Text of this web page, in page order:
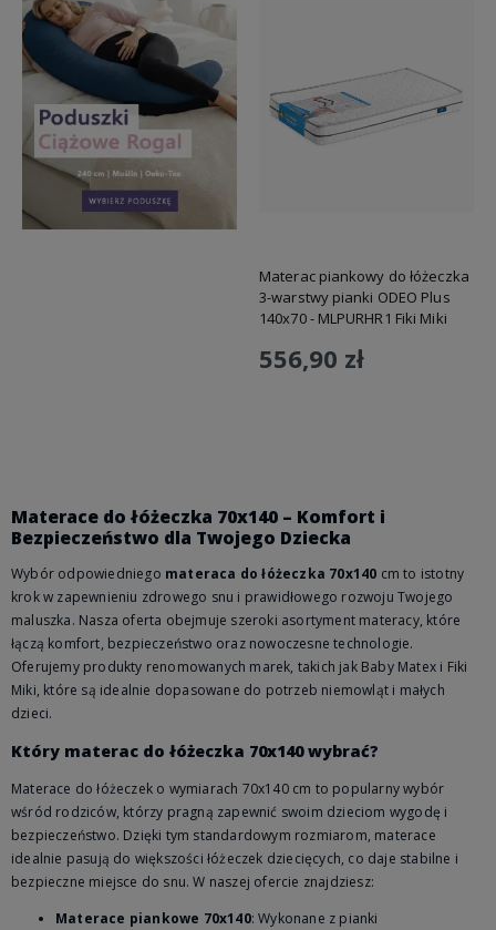
Materac piankowy do łóżeczka
3-warstwy pianki ODEO Plus
140x70 - MLPURHR1 Fiki Miki
556,90 zł
Materace do łóżeczka 70x140 – Komfort i
Bezpieczeństwo dla Twojego Dziecka
Wybór odpowiedniego materaca do łóżeczka 70x140 cm to istotny
krok w zapewnieniu zdrowego snu i prawidłowego rozwoju Twojego
maluszka. Nasza oferta obejmuje szeroki asortyment materacy, które
łączą komfort, bezpieczeństwo oraz nowoczesne technologie.
Oferujemy produkty renomowanych marek, takich jak Baby Matex i Fiki
Miki, które są idealnie dopasowane do potrzeb niemowląt i małych
dzieci.
Który materac do łóżeczka 70x140 wybrać?
Materace do łóżeczek o wymiarach 70x140 cm to popularny wybór
wśród rodziców, którzy pragną zapewnić swoim dzieciom wygodę i
bezpieczeństwo. Dzięki tym standardowym rozmiarom, materace
idealnie pasują do większości łóżeczek dziecięcych, co daje stabilne i
bezpieczne miejsce do snu. W naszej ofercie znajdziesz:
Materace piankowe 70x140: Wykonane z pianki